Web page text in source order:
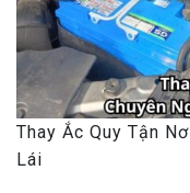
Thay Ắc Quy Tận
Lái